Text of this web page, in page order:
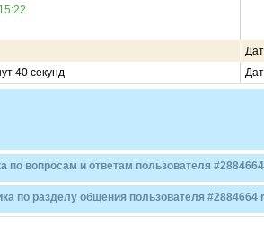
40 секунд
по вопросам и ответам пользователя
по разделу общения пользователя #2884664